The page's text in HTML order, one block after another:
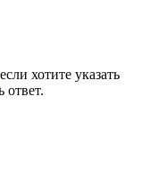
хотите указать